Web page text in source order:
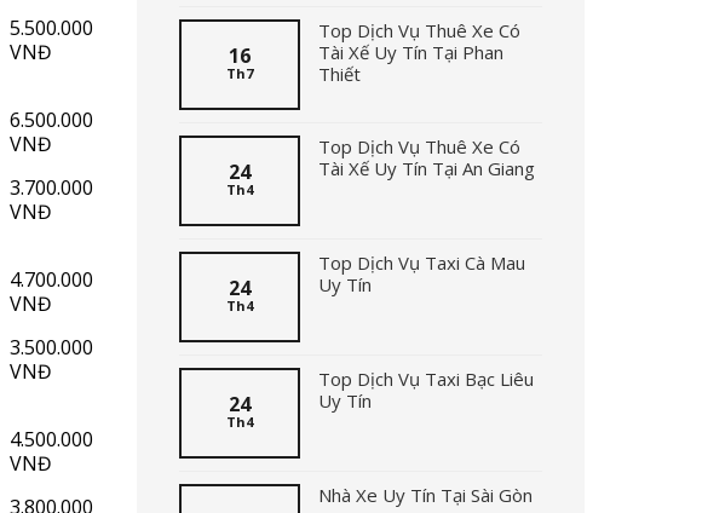
5.500.000
VNĐ
6.500.000
VNĐ
3.700.000
VNĐ
4.700.000
VNĐ
3.500.000
VNĐ
4.500.000
VNĐ
3.800.000
16
Th7
Top Dịch Vụ Thuê Xe Có
Tài Xế Uy Tín Tại Phan
Thiết
24
Th4
Top Dịch Vụ Thuê Xe Có
Tài Xế Uy Tín Tại An Giang
24
Th4
Top Dịch Vụ Taxi Cà Mau
Uy Tín
24
Th4
Top Dịch Vụ Taxi Bạc Liêu
Uy Tín
Nhà Xe Uy Tín Tại Sài Gòn